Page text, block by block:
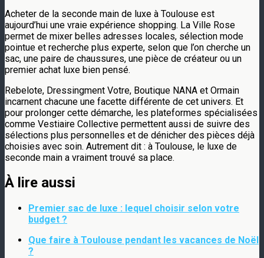
Acheter de la seconde main de luxe à Toulouse est
aujourd’hui une vraie expérience shopping. La Ville Rose
permet de mixer belles adresses locales, sélection mode
pointue et recherche plus experte, selon que l’on cherche un
sac, une paire de chaussures, une pièce de créateur ou un
premier achat luxe bien pensé.
Rebelote, Dressingment Votre, Boutique NANA et Ormain
incarnent chacune une facette différente de cet univers. Et
pour prolonger cette démarche, les plateformes spécialisées
comme Vestiaire Collective permettent aussi de suivre des
sélections plus personnelles et de dénicher des pièces déjà
choisies avec soin. Autrement dit : à Toulouse, le luxe de
seconde main a vraiment trouvé sa place.
À lire aussi
Premier sac de luxe : lequel choisir selon votre
budget ?
Que faire à Toulouse pendant les vacances de Noël
?